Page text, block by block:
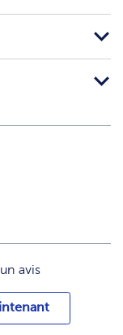
avis